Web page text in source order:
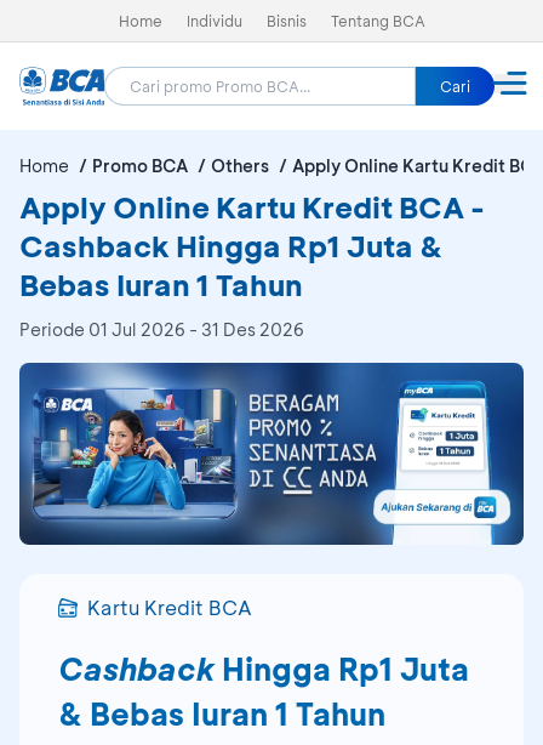
Home Individu Bisnis Tentang BCA
Cari
Home Promo BCA Others Apply Online Kartu Kredit
Apply Online Kartu Kredit BCA -
Cashback Hingga Rp1 Juta &
Bebas Iuran 1 Tahun
Periode 01 Jul 2026 - 31 Des 2026
Kartu Kredit BCA
CashbackHingga Rp1 Juta
& Bebas Iuran 1 Tahun